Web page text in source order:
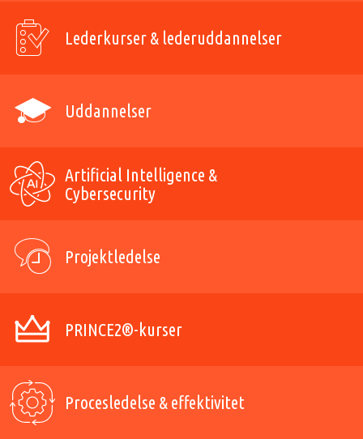
Lederkurser & lederuddannelser
Uddannelser
Artificial Intelligence &
Cybersecurity
Projektledelse
PRINCE2®-kurser
Procesledelse & effektivitet